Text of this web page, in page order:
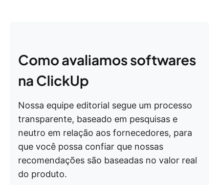
Como avaliamos softwares
na ClickUp
Nossa equipe editorial segue um processo
transparente, baseado em pesquisas e
neutro em relação aos fornecedores, para
que você possa confiar que nossas
recomendações são baseadas no valor real
do produto.